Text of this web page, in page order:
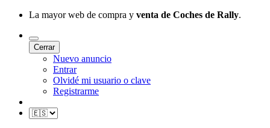
La mayor web de compra y venta de Coches de Rally.
Cerrar
Nuevo anuncio
Entrar
Olvidé mi usuario o clave
Registrarme